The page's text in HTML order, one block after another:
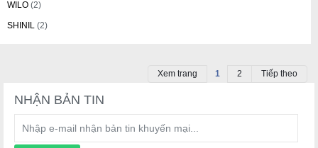
WILO (2)
SHINIL (2)
Xem trang 1 2 Tiếp theo
NHẬN BẢN TIN